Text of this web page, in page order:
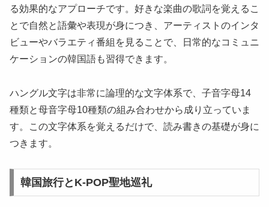
る効果的なアプローチです。好きな楽曲の歌詞を覚えるこ
とで自然と語彙や表現が身につき、アーティストのインタ
ビューやバラエティ番組を見ることで、日常的なコミュニ
ケーションの韓国語も習得できます。
ハングル文字は非常に論理的な文字体系で、子音字母14
種類と母音字母10種類の組み合わせから成り立っていま
す。この文字体系を覚えるだけで、読み書きの基礎が身に
つきます。
韓国旅行とK-POP聖地巡礼